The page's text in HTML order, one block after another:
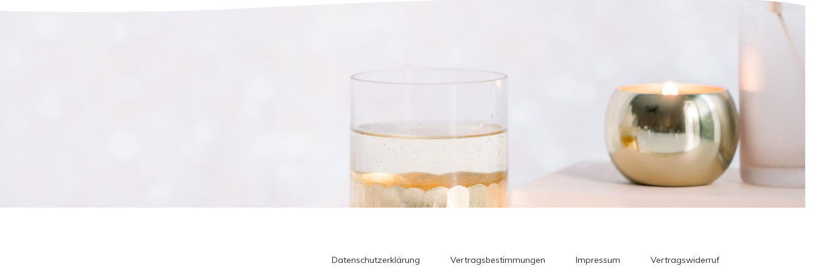
Datenschutzerklärung Vertragsbestimmungen Impressum Vertragswiderruf